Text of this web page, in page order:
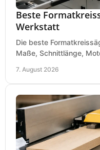
Beste
Werkstatt
Die beste
Maße, Schnittlänge,
7. August 2026